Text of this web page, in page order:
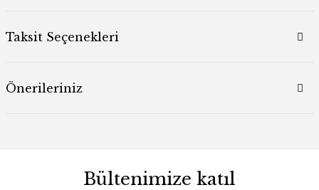
Taksit Seçenekleri
Önerileriniz
Bültenimize katıl